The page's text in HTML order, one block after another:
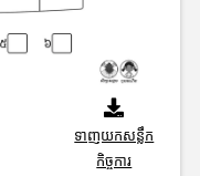
ទាញយកសន្លឹក
កិច្ចការ